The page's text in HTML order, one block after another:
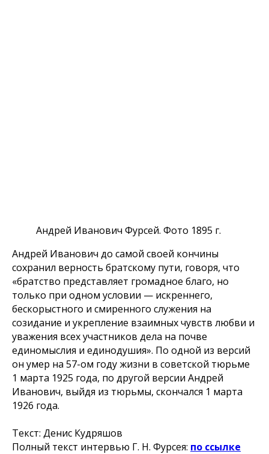
Андрей Иванович Фурсей. Фото 1895 г.
Андрей Иванович до самой своей кончины
сохранил верность братскому пути, говоря, что
«братство представляет громадное благо, но
только при одном условии — искреннего,
бескорыстного и смиренного служения на
созидание и укрепление взаимных чувств любви и
уважения всех участников дела на почве
единомыслия и единодушия». По одной из версий
он умер на 57-ом году жизни в советской тюрьме
1 марта 1925 года, по другой версии Андрей
Иванович, выйдя из тюрьмы, скончался 1 марта
1926 года.
Текст: Дeниc Кyдряшoв
Полный текст интервью Г. Н. Фурсея: по ссылке